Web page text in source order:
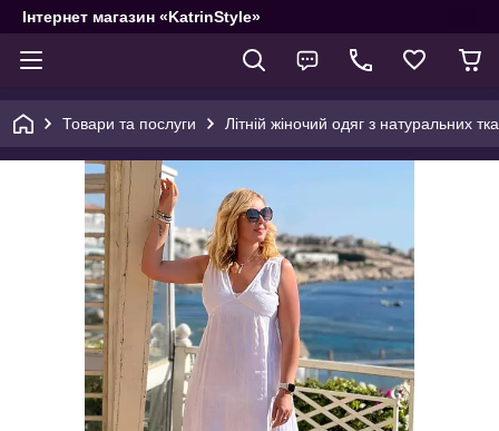
Інтернет магазин «KatrinStyle»
Товари та послуги Літній жіночий одяг з натуральних